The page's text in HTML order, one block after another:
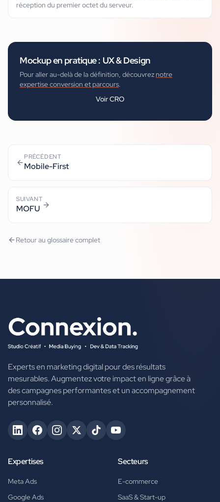
réception du premier octet du serveur.
Mockupen pratique : UX & Design
Pour aller au-delà de la définition, découvrez notre
expertise conversion et parcours.
VoirCRO
PRÉCÉDENT
Mobile-First
SUIVANT
MOFU
Retour au glossaire complet
Experts en marketing digital pour des résultats
mesurables. Augmentez votre impact en ligne grâce à
des campagnes performantes et un accompagnement
personnalisé.
Expertises
Meta Ads
Google Ads
Secteurs
E-commerce
SaaS & Start-up